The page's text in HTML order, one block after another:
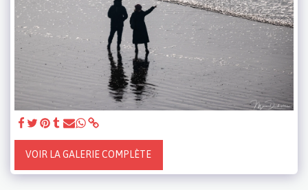
VOIR LA GALERIE COMPLÈTE